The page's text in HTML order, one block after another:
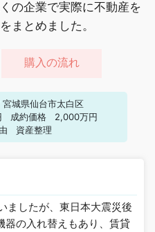
の企業で実際に不動産を
まとめました。
購入の流れ
宮城県仙台市太白区
成約価格
2,000万円
資産整理
ましたが、東日本大震災後
器の入れ替えもあり、賃貸